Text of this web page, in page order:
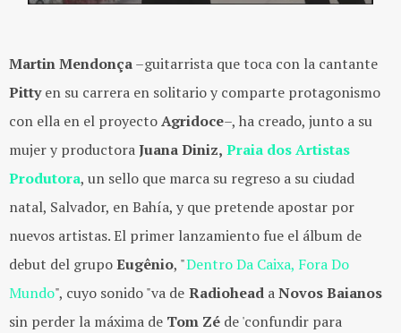
Martin Mendonça–guitarrista que toca con la cantante
Pittyen su carrera en solitario y comparte protagonismo
con ella en el proyectoAgridoce–, ha creado, junto a su
mujer y productoraJuana Diniz, Praia dos Artistas
Produtora, un sello que marca su regreso a su ciudad
natal, Salvador, en Bahía, y que pretende apostar por
nuevos artistas. El primer lanzamiento fue el álbum de
debut del grupoEugênio, "Dentro Da Caixa, Fora Do
Mundo", cuyo sonido "va de Radiohead aNovos Baianos
sin perder la máxima de Tom Zé de 'confundir para